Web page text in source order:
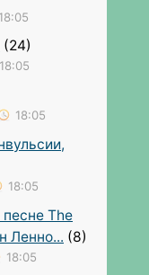
18:05
(24)
18:05
18:05
18:05
The
Ленно... (8)
18:05